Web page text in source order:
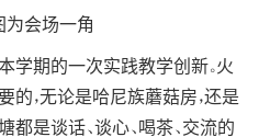
为会场一角
学期的一次实践教学创新。火
的，无论是哈尼族蘑菇房，还是
都是谈话、谈心、喝茶、交流的